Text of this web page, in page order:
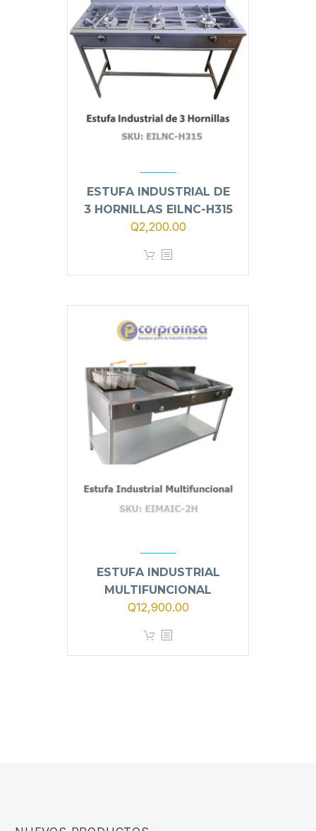
ESTUFA INDUSTRIAL DE
3 HORNILLAS EILNC-H315
Q2,200.00
ESTUFA INDUSTRIAL
MULTIFUNCIONAL
Q12,900.00